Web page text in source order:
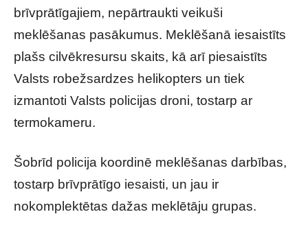
brīvprātīgajiem, nepārtraukti veikuši
meklēšanas pasākumus. Meklēšanā iesaistīts
plašs cilvēkresursu skaits, kā arī piesaistīts
Valsts robežsardzes helikopters un tiek
izmantoti Valsts policijas droni, tostarp ar
termokameru.
Šobrīd policija koordinē meklēšanas darbības,
tostarp brīvprātīgo iesaisti, un jau ir
nokomplektētas dažas meklētāju grupas.